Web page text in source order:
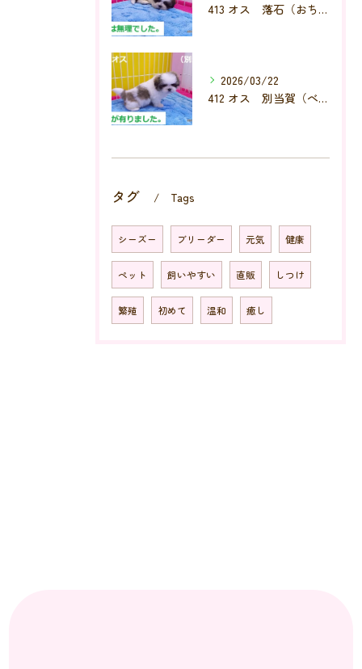
413 オス 落石（おちいし）
2026/03/22
412 オス 別当賀（べっとが）
タグ Tags
シーズー ブリーダー 元気 健康
ペット 飼いやすい 直販 しつけ
繁殖 初めて 温和 癒し